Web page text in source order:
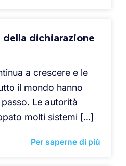
dichiarazione
a crescere e le
il mondo hanno
Le autorità
molti sistemi […]
Per saperne di più